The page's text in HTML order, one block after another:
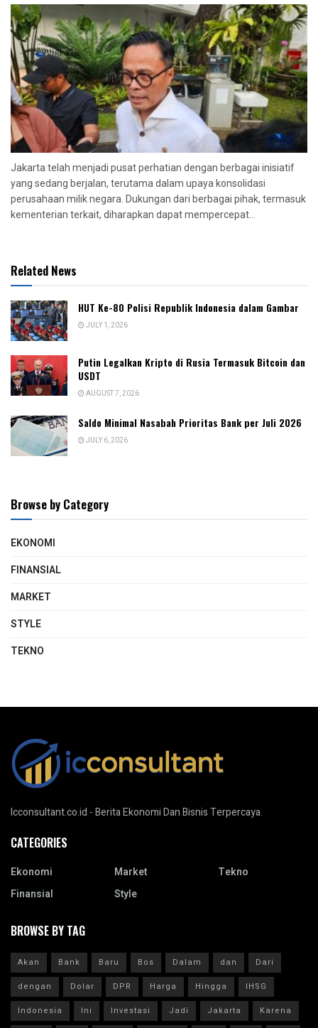
Jakarta telah menjadi pusat perhatian dengan berbagai inisiatif
yang sedang berjalan, terutama dalam upaya konsolidasi
perusahaan milik negara. Dukungan dari berbagai pihak, termasuk
kementerian terkait, diharapkan dapat mempercepat...
Related News
HUT Ke-80 Polisi Republik Indonesia dalam Gambar
JULY 1, 2026
Putin Legalkan Kripto di Rusia Termasuk Bitcoin dan
USDT
AUGUST 7, 2026
Saldo Minimal Nasabah Prioritas Bank per Juli 2026
JULY 6, 2026
Browse by Category
EKONOMI
FINANSIAL
MARKET
STYLE
TEKNO
Icconsultant.co.id - Berita Ekonomi Dan Bisnis Terpercaya.
CATEGORIES
Ekonomi
Finansial
Market
Style
Tekno
BROWSE BY TAG
Akan Bank Baru Bos Dalam dan
Dari
dengan
Dolar DPR Harga Hingga
IHSG
Indonesia
Ini Investasi Jadi Jakarta Karena